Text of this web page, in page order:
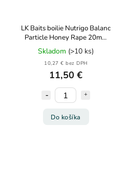
LK Baits boilie Nutrigo Balanc
Particle Honey Rape 20mm
200ml
Skladom (>10 ks)
10,27 € bez DPH
11,50 €
Do košíka